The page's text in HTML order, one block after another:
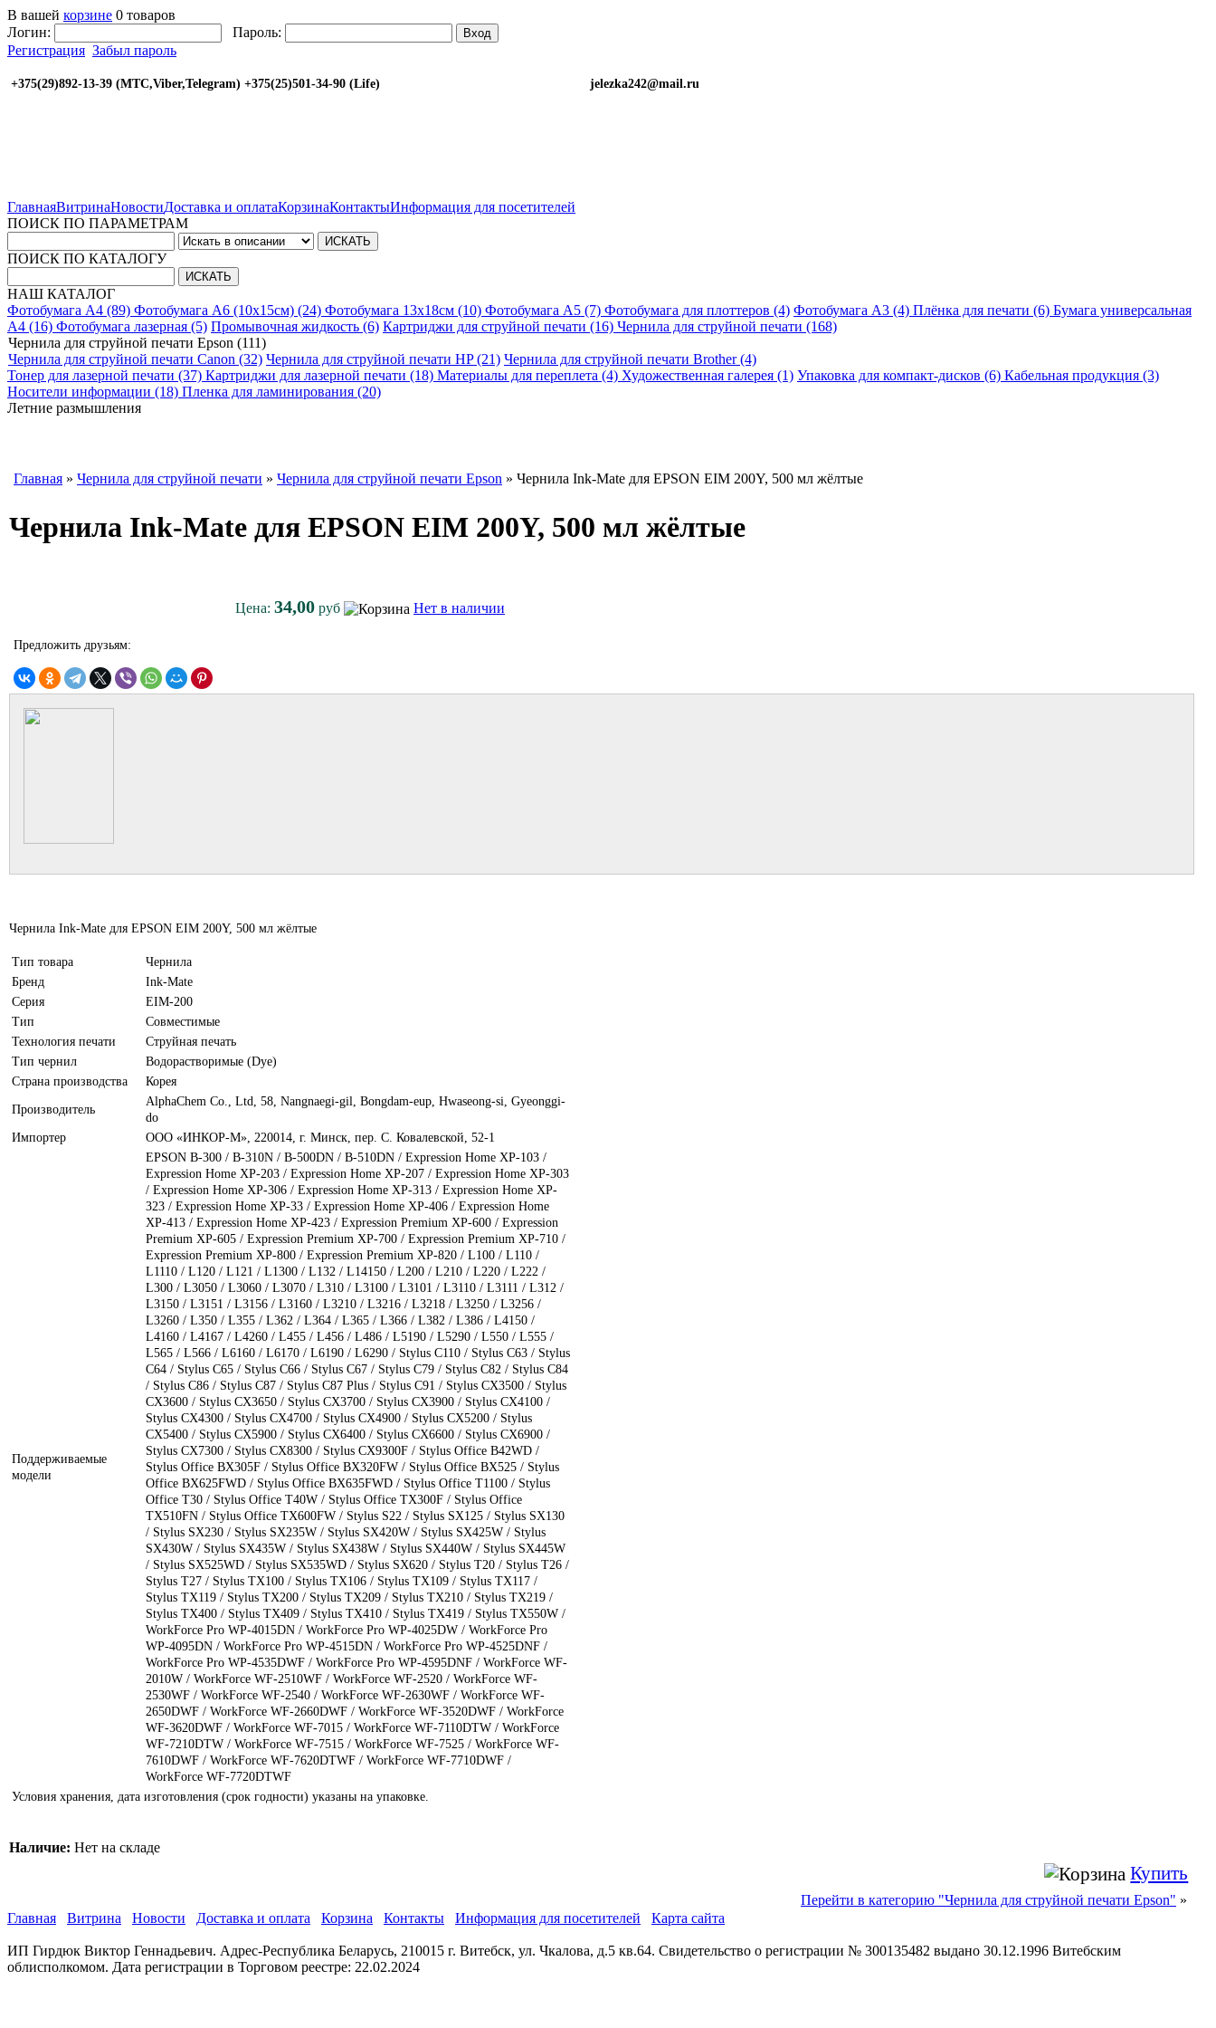
В вашей корзине 0 товаров
Логин:
Пароль: Вход
Регистрация Забыл пароль
+375(29)892-13-39 (МТС,Viber,Telegram) +375(25)501-34-90 (Life) jelezka242@mail.ru
ГлавнаяВитринаНовостиДоставка и оплатаКорзинаКонтактыИнформация для посетителей
ПОИСК ПО ПАРАМЕТРАМ
ПОИСК ПО КАТАЛОГУ
НАШ КАТАЛОГ
Фотобумага A4 (89) Фотобумага A6 (10х15см) (24) Фотобумага 13х18см (10) Фотобумага A5 (7) Фотобумага для плоттеров (4) Фотобумага A3 (4) Плёнка для печати (6) Бумага универсальная
A4 (16) Фотобумага лазерная (5) Промывочная жидкость (6) Картриджи для струйной печати (16) Чернила для струйной печати (168)
Чернила для струйной печати Epson (111)
Чернила для струйной печати Canon (32) Чернила для струйной печати HP (21) Чернила для струйной печати Brother (4)
Тонер для лазерной печати (37) Картриджи для лазерной печати (18) Материалы для переплета (4) Художественная галерея (1) Упаковка для компакт-дисков (6) Кабельная продукция (3)
Носители информации (18) Пленка для ламинирования (20)
Летние размышления
Главная » Чернила для струйной печати » Чернила для струйной печати Epson » Чернила Ink-Mate для EPSON EIM 200Y, 500 мл жёлтые
Чернила Ink-Mate для EPSON EIM 200Y, 500 мл жёлтые
Цена: 34,00 руб Нет в наличии
Предложить друзьям:
Чернила Ink-Mate для EPSON EIM 200Y, 500 мл жёлтые
Тип товара
Чернила
Бренд
Ink-Mate
Серия
EIM-200
Тип
Совместимые
Технология печати
Струйная печать
Тип чернил
Водорастворимые (Dye)
Страна производства
Корея
Производитель
AlphaChem Сo., Ltd, 58, Nangnaegi-gil, Bongdam-eup, Hwaseong-si, Gyeonggi-
do
Импортер
ООО «ИНКОР-М», 220014, г. Минск, пер. С. Ковалевской, 52-1
Поддерживаемые
модели
EPSON B-300 / B-310N / B-500DN / B-510DN / Expression Home XP-103 /
Expression Home XP-203 / Expression Home XP-207 / Expression Home XP-303
/ Expression Home XP-306 / Expression Home XP-313 / Expression Home XP-
323 / Expression Home XP-33 / Expression Home XP-406 / Expression Home
XP-413 / Expression Home XP-423 / Expression Premium XP-600 / Expression
Premium XP-605 / Expression Premium XP-700 / Expression Premium XP-710 /
Expression Premium XP-800 / Expression Premium XP-820 / L100 / L110 /
L1110 / L120 / L121 / L1300 / L132 / L14150 / L200 / L210 / L220 / L222 /
L300 / L3050 / L3060 / L3070 / L310 / L3100 / L3101 / L3110 / L3111 / L312 /
L3150 / L3151 / L3156 / L3160 / L3210 / L3216 / L3218 / L3250 / L3256 /
L3260 / L350 / L355 / L362 / L364 / L365 / L366 / L382 / L386 / L4150 /
L4160 / L4167 / L4260 / L455 / L456 / L486 / L5190 / L5290 / L550 / L555 /
L565 / L566 / L6160 / L6170 / L6190 / L6290 / Stylus C110 / Stylus C63 / Stylus
C64 / Stylus C65 / Stylus C66 / Stylus C67 / Stylus C79 / Stylus C82 / Stylus C84
/ Stylus C86 / Stylus C87 / Stylus C87 Plus / Stylus C91 / Stylus CX3500 / Stylus
CX3600 / Stylus CX3650 / Stylus CX3700 / Stylus CX3900 / Stylus CX4100 /
Stylus CX4300 / Stylus CX4700 / Stylus CX4900 / Stylus CX5200 / Stylus
CX5400 / Stylus CX5900 / Stylus CX6400 / Stylus CX6600 / Stylus CX6900 /
Stylus CX7300 / Stylus CX8300 / Stylus CX9300F / Stylus Office B42WD /
Stylus Office BX305F / Stylus Office BX320FW / Stylus Office BX525 / Stylus
Office BX625FWD / Stylus Office BX635FWD / Stylus Office T1100 / Stylus
Office T30 / Stylus Office T40W / Stylus Office TX300F / Stylus Office
TX510FN / Stylus Office TX600FW / Stylus S22 / Stylus SX125 / Stylus SX130
/ Stylus SX230 / Stylus SX235W / Stylus SX420W / Stylus SX425W / Stylus
SX430W / Stylus SX435W / Stylus SX438W / Stylus SX440W / Stylus SX445W
/ Stylus SX525WD / Stylus SX535WD / Stylus SX620 / Stylus T20 / Stylus T26 /
Stylus T27 / Stylus TX100 / Stylus TX106 / Stylus TX109 / Stylus TX117 /
Stylus TX119 / Stylus TX200 / Stylus TX209 / Stylus TX210 / Stylus TX219 /
Stylus TX400 / Stylus TX409 / Stylus TX410 / Stylus TX419 / Stylus TX550W /
WorkForce Pro WP-4015DN / WorkForce Pro WP-4025DW / WorkForce Pro
WP-4095DN / WorkForce Pro WP-4515DN / WorkForce Pro WP-4525DNF /
WorkForce Pro WP-4535DWF / WorkForce Pro WP-4595DNF / WorkForce WF-
2010W / WorkForce WF-2510WF / WorkForce WF-2520 / WorkForce WF-
2530WF / WorkForce WF-2540 / WorkForce WF-2630WF / WorkForce WF-
2650DWF / WorkForce WF-2660DWF / WorkForce WF-3520DWF / WorkForce
WF-3620DWF / WorkForce WF-7015 / WorkForce WF-7110DTW / WorkForce
WF-7210DTW / WorkForce WF-7515 / WorkForce WF-7525 / WorkForce WF-
7610DWF / WorkForce WF-7620DTWF / WorkForce WF-7710DWF /
WorkForce WF-7720DTWF
Условия хранения, дата изготовления (срок годности) указаны на упаковке.
Наличие: Нет на складе
Купить
Перейти в категорию "Чернила для струйной печати Epson" »
Главная
Витрина Новости Доставка и оплата Корзина Контакты Информация для посетителей Карта сайта
ИП Гирдюк Виктор Геннадьевич. Адрес-Республика Беларусь, 210015 г. Витебск, ул. Чкалова, д.5 кв.64. Свидетельство о регистрации № 300135482 выдано 30.12.1996 Витебским
облисполкомом. Дата регистрации в Торговом реестре: 22.02.2024